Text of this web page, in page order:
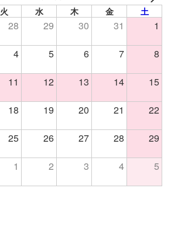
火 水 木 金 土
28 29 30 31 1
4 5 6 7 8
11 12 13 14 15
18 19 20 21 22
25 26 27 28 29
1 2 3 4 5